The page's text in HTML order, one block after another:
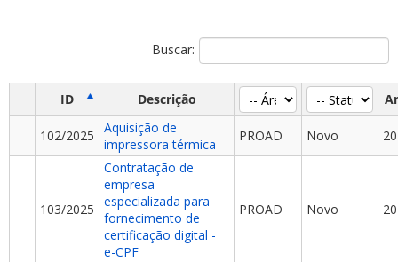
Buscar:
ID Descrição
102/2025
Aquisição de
impressora térmica
PROAD Novo
103/2025
Contratação de
empresa
especializada para
fornecimento de
certificação digital -
e-CPF
PROAD Novo